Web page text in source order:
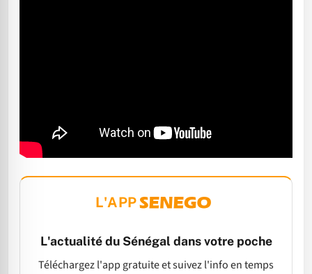
L'APP
L'actualité du Sénégal dans votre poche
Téléchargez l'app gratuite et suivez l'info en temps